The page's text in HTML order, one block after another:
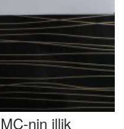
nin illik